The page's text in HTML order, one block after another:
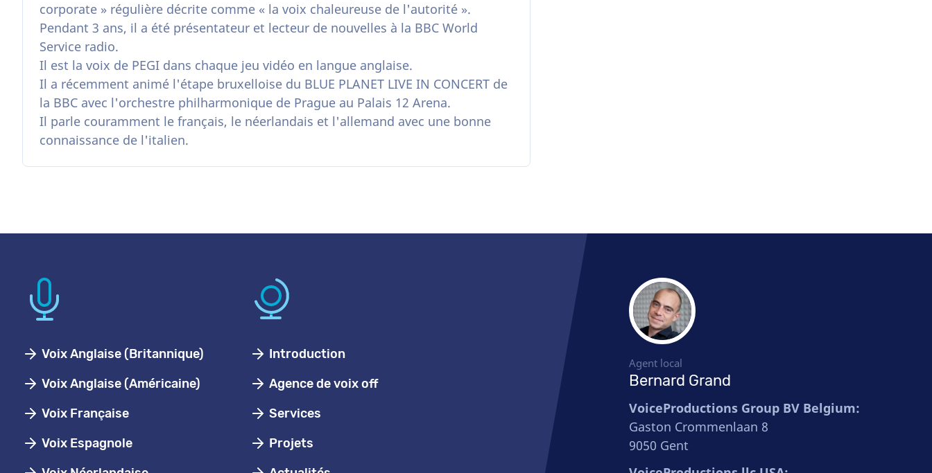
corporate » régulière décrite comme « la voix chaleureuse de l'autorité ».
Pendant 3 ans, il a été présentateur et lecteur de nouvelles à la BBC World
Service radio.
Il est la voix de PEGI dans chaque jeu vidéo en langue anglaise.
Il a récemment animé l'étape bruxelloise du BLUE PLANET LIVE IN CONCERT de
la BBC avec l'orchestre philharmonique de Prague au Palais 12 Arena.
Il parle couramment le français, le néerlandais et l'allemand avec une bonne
connaissance de l'italien.
Voix Anglaise (Britannique)
Voix Anglaise (Américaine)
Voix Française
Voix Espagnole
Introduction
Agence de voix off
Services
Projets
Agent local
Bernard Grand
VoiceProductions Group BV Belgium:
Gaston Crommenlaan 8
9050 Gent